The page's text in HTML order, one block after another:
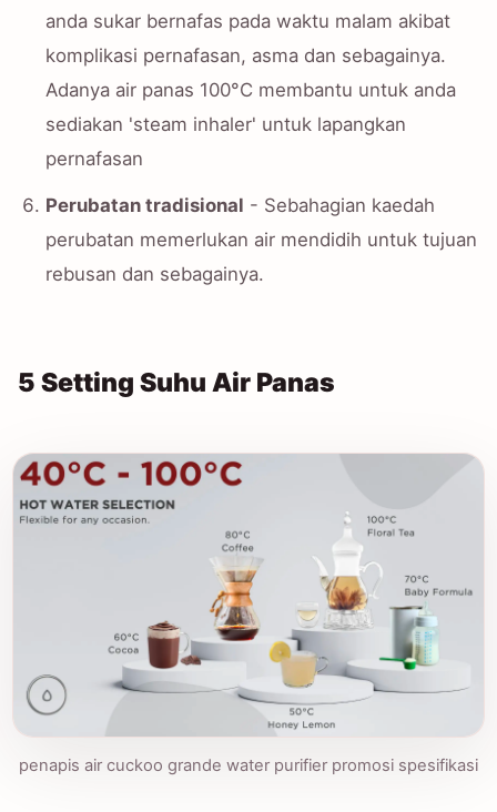
anda sukar bernafas pada waktu malam akibat
komplikasi pernafasan, asma dan sebagainya.
Adanya air panas 100°C membantu untuk anda
sediakan 'steam inhaler' untuk lapangkan
pernafasan
Perubatan tradisional - Sebahagian kaedah
perubatan memerlukan air mendidih untuk tujuan
rebusan dan sebagainya.
5 Setting Suhu Air Panas
penapis air cuckoo grande water purifier promosi spesifikasi